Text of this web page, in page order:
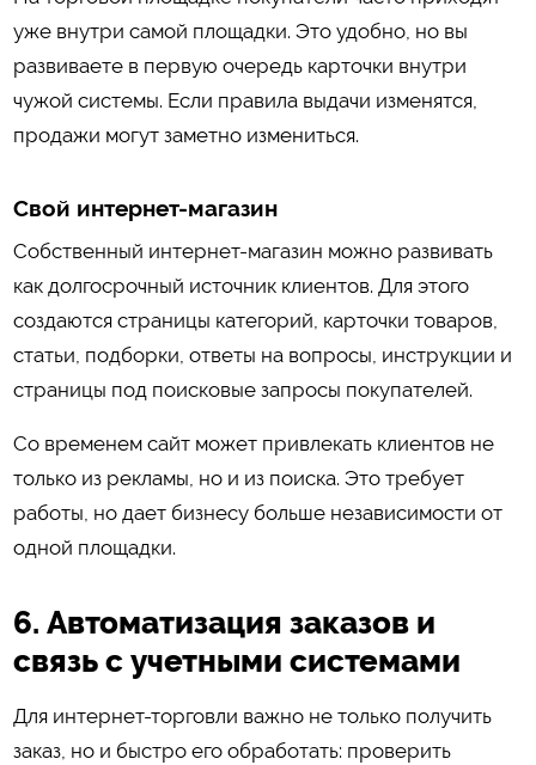
уже внутри самой площадки. Это удобно, но вы
развиваете в первую очередь карточки внутри
чужой системы. Если правила выдачи изменятся,
продажи могут заметно измениться.
Свой интернет-магазин
Собственный интернет-магазин можно развивать
как долгосрочный источник клиентов. Для этого
создаются страницы категорий, карточки товаров,
статьи, подборки, ответы на вопросы, инструкции и
страницы под поисковые запросы покупателей.
Со временем сайт может привлекать клиентов не
только из рекламы, но и из поиска. Это требует
работы, но дает бизнесу больше независимости от
одной площадки.
6. Автоматизация заказов и
связь с учетными системами
Для интернет-торговли важно не только получить
заказ, но и быстро его обработать: проверить